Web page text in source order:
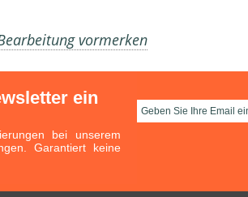
vormerken
ein
bei unserem
Garantiert keine